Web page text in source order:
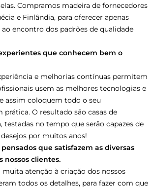
Compramos madeira de fornecedores
e Finlândia, para oferecer apenas
encontro dos padrões de qualidade
que conhecem bem o
e melhorias contínuas permitem
usem as melhores tecnologias e
assim coloquem todo o seu
O resultado são casas de
testadas no tempo que serão capazes de
por muitos anos!
que satisfazem as diversas
nossos clientes.
atenção à criação dos nossos
todos os detalhes, para fazer com que